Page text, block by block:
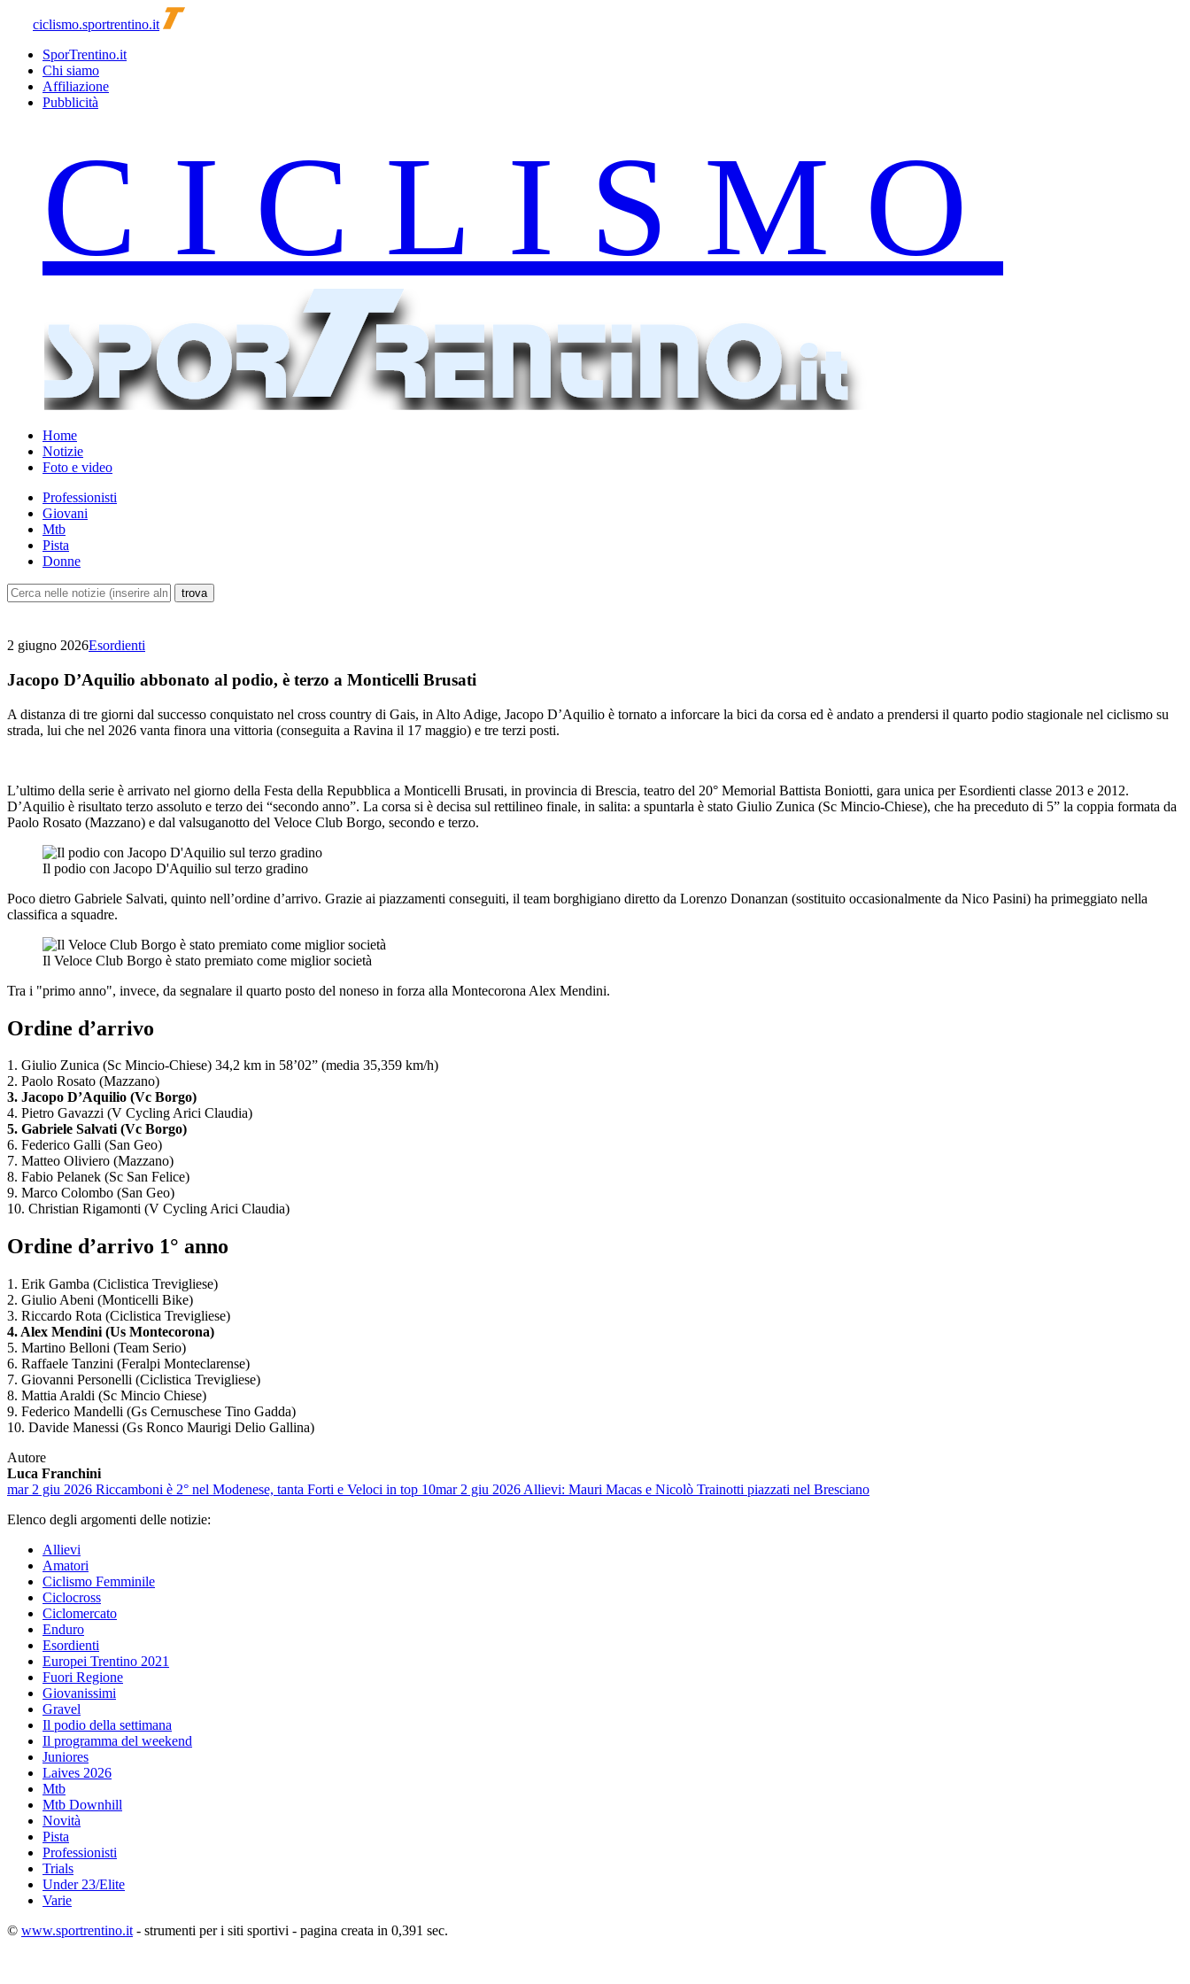
ciclismo.sportrentino.it
SporTrentino.it
Chi siamo
Affiliazione
Pubblicità
Home
Notizie
Foto e video
Professionisti
Giovani
Mtb
Pista
Donne
2 giugno 2026Esordienti
Jacopo D’Aquilio abbonato al podio, è terzo a Monticelli Brusati
A distanza di tre giorni dal successo conquistato nel cross country di Gais, in Alto Adige, Jacopo D’Aquilio è tornato a inforcare la bici da corsa ed è andato a prendersi il quarto podio stagionale nel ciclismo su
strada, lui che nel 2026 vanta finora una vittoria (conseguita a Ravina il 17 maggio) e tre terzi posti.
L’ultimo della serie è arrivato nel giorno della Festa della Repubblica a Monticelli Brusati, in provincia di Brescia, teatro del 20° Memorial Battista Boniotti, gara unica per Esordienti classe 2013 e 2012.
D’Aquilio è risultato terzo assoluto e terzo dei “secondo anno”. La corsa si è decisa sul rettilineo finale, in salita: a spuntarla è stato Giulio Zunica (Sc Mincio-Chiese), che ha preceduto di 5” la coppia formata da
Paolo Rosato (Mazzano) e dal valsuganotto del Veloce Club Borgo, secondo e terzo.
Il podio con Jacopo D'Aquilio sul terzo gradino
Poco dietro Gabriele Salvati, quinto nell’ordine d’arrivo. Grazie ai piazzamenti conseguiti, il team borghigiano diretto da Lorenzo Donanzan (sostituito occasionalmente da Nico Pasini) ha primeggiato nella
classifica a squadre.
Il Veloce Club Borgo è stato premiato come miglior società
Tra i "primo anno", invece, da segnalare il quarto posto del noneso in forza alla Montecorona Alex Mendini.
Ordine d’arrivo
1. Giulio Zunica (Sc Mincio-Chiese) 34,2 km in 58’02” (media 35,359 km/h)
2. Paolo Rosato (Mazzano)
3. Jacopo D’Aquilio (Vc Borgo)
4. Pietro Gavazzi (V Cycling Arici Claudia)
5. Gabriele Salvati (Vc Borgo)
6. Federico Galli (San Geo)
7. Matteo Oliviero (Mazzano)
8. Fabio Pelanek (Sc San Felice)
9. Marco Colombo (San Geo)
10. Christian Rigamonti (V Cycling Arici Claudia)
Ordine d’arrivo 1° anno
1. Erik Gamba (Ciclistica Trevigliese)
2. Giulio Abeni (Monticelli Bike)
3. Riccardo Rota (Ciclistica Trevigliese)
4. Alex Mendini (Us Montecorona)
5. Martino Belloni (Team Serio)
6. Raffaele Tanzini (Feralpi Monteclarense)
7. Giovanni Personelli (Ciclistica Trevigliese)
8. Mattia Araldi (Sc Mincio Chiese)
9. Federico Mandelli (Gs Cernuschese Tino Gadda)
10. Davide Manessi (Gs Ronco Maurigi Delio Gallina)
Autore
Luca Franchini
mar 2 giu 2026 Riccamboni è 2° nel Modenese, tanta Forti e Veloci in top 10mar 2 giu 2026 Allievi: Mauri Macas e Nicolò Trainotti piazzati nel Bresciano
Elenco degli argomenti delle notizie:
Allievi
Amatori
Ciclismo Femminile
Ciclocross
Ciclomercato
Enduro
Esordienti
Europei Trentino 2021
Fuori Regione
Giovanissimi
Gravel
Il podio della settimana
Il programma del weekend
Juniores
Laives 2026
Mtb
Mtb Downhill
Novità
Pista
Professionisti
Trials
Under 23/Elite
Varie
© www.sportrentino.it - strumenti per i siti sportivi - pagina creata in 0,391 sec.